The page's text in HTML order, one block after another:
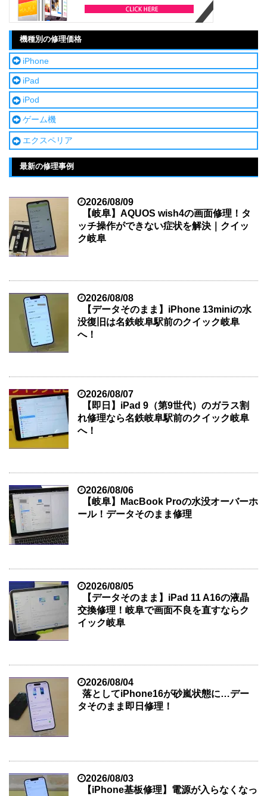
機種別の修理価格
iPhone
iPad
iPod
ゲーム機
エクスペリア
最新の修理事例
2026/08/09
【岐阜】AQUOS wish4の画面修理！タ
ッチ操作ができない症状を解決｜クイッ
ク岐阜
2026/08/08
【データそのまま】iPhone 13miniの水
没復旧は名鉄岐阜駅前のクイック岐阜
へ！
2026/08/07
【即日】iPad 9（第9世代）のガラス割
れ修理なら名鉄岐阜駅前のクイック岐阜
へ！
2026/08/06
【岐阜】MacBook Proの水没オーバーホ
ール！データそのまま修理
2026/08/05
【データそのまま】iPad 11 A16の液晶
交換修理！岐阜で画面不良を直すならク
イック岐阜
2026/08/04
落としてiPhone16が砂嵐状態に…デー
タそのまま即日修理！
2026/08/03
【iPhone基板修理】電源が入らなくなっ